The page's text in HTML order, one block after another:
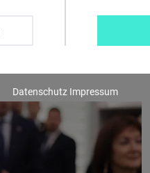
Embed
Instagram
Embed
Youtube
Embed
Datenschutz Impressum